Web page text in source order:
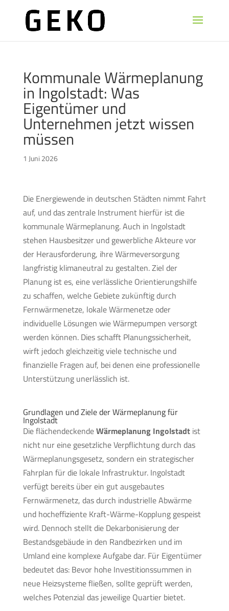
Kommunale Wärmeplanung
in Ingolstadt: Was
Eigentümer und
Unternehmen jetzt wissen
müssen
1 Juni 2026
Die Energiewende in deutschen Städten nimmt Fahrt
auf, und das zentrale Instrument hierfür ist die
kommunale Wärmeplanung. Auch in Ingolstadt
stehen Hausbesitzer und gewerbliche Akteure vor
der Herausforderung, ihre Wärmeversorgung
langfristig klimaneutral zu gestalten. Ziel der
Planung ist es, eine verlässliche Orientierungshilfe
zu schaffen, welche Gebiete zukünftig durch
Fernwärmenetze, lokale Wärmenetze oder
individuelle Lösungen wie Wärmepumpen versorgt
werden können. Dies schafft Planungssicherheit,
wirft jedoch gleichzeitig viele technische und
finanzielle Fragen auf, bei denen eine professionelle
Unterstützung unerlässlich ist.
Grundlagen und Ziele der Wärmeplanung für
Ingolstadt
Die flächendeckendeWärmeplanung Ingolstadtist
nicht nur eine gesetzliche Verpflichtung durch das
Wärmeplanungsgesetz, sondern ein strategischer
Fahrplan für die lokale Infrastruktur. Ingolstadt
verfügt bereits über ein gut ausgebautes
Fernwärmenetz, das durch industrielle Abwärme
und hocheffiziente Kraft-Wärme-Kopplung gespeist
wird. Dennoch stellt die Dekarbonisierung der
Bestandsgebäude in den Randbezirken und im
Umland eine komplexe Aufgabe dar. Für Eigentümer
bedeutet das: Bevor hohe Investitionssummen in
neue Heizsysteme fließen, sollte geprüft werden,
welches Potenzial das jeweilige Quartier bietet.